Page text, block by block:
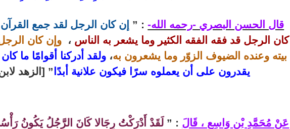
قال الحسن البصري -رحمه الله-: ” إن كان الرجل لقد جمع القرآن
كان الرجل قد فقه الفقه الكثير وما يشعر به الناس ، وإن كان
بيته وعنده الضيوف الزوّر وما يشعرون به،ولقد أدركنا أقوامًا
يقدرون على أن يعملوه سرًا فيكون علانية أبدًا ” [الزهد لابن
عَنْ مُحَمَّدِ بْنِ وَاسِعٍ ، قَالَ : ” لَقَدْ أَدْرَكْتُ رِجَالا كَانَ الرَّجُلُ يَكُونُ